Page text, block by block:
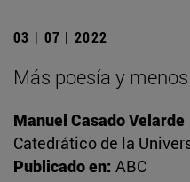
03 | 07 | 2022
Más poesía y
Manuel Casado Velarde
Catedrático de la
Publicado en: ABC